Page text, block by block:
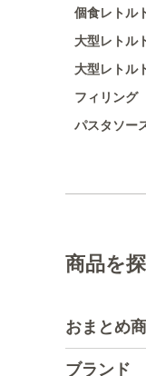
個食レトル
大型レトル
大型レトル
フィリング
パスタソー
商品を
おまとめ
ブランド
ＭＡＩＬＬ
サミコビネガ